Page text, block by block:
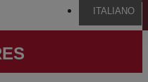
ITALIANO